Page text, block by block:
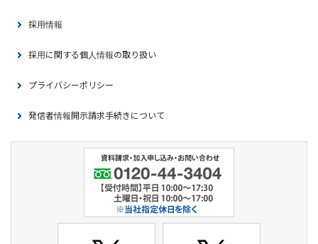
採用情報
採用に関する個人情報の取り扱い
プライバシーポリシー
発信者情報開示請求手続きについて